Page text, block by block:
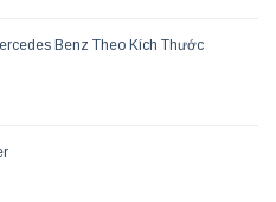
Benz Theo Kích Thước